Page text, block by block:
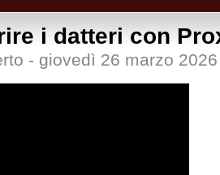
i datteri con
- giovedì 26 marzo 2026